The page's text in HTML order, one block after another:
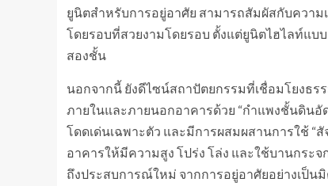
ยูนิตสำหรับการอยู่อาศัย สามารถสัมผัสกับควา
โดยรอบที่สวยงามโดยรอบ ตั้งแต่ยูนิตไฮไลท์แบ
สองชั้น
นอกจากนี้ ยังดีไซน์สถาปัตยกรรมที่เชื่อมโยงธ
ภายในและภายนอกอาคารด้วย “กำแพงชั้นดินอั
โดดเด่นเฉพาะตัว และมีการผสมผสานการใช้
อาคารให้มีความสูง โปร่ง โล่ง และใช้บานกระ
ถึงประสบการณ์ใหม่ จากการอยู่อาศัยอย่างเป็